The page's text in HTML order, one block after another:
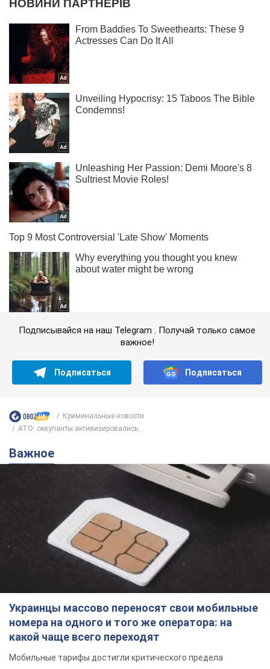
Подписывайся на наш Telegram . Получай только самое
важное!
Подписаться Подписаться
Криминальные новости
АТО: оккупанты активизировались...
Важное
Украинцы массово переносят свои мобильные
номера на одного и того же оператора: на
какой чаще всего переходят
Мобильные тарифы достигли критического предела